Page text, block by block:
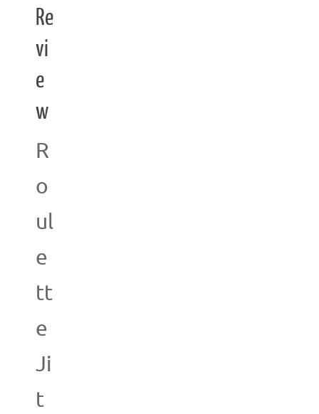
Re
vi
e
w
R
o
ul
e
tt
e
Ji
t